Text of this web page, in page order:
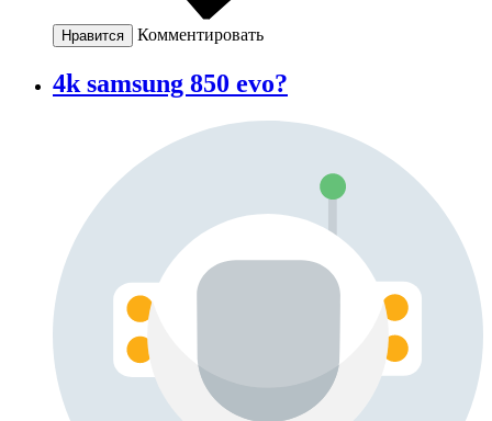
Нравится Комментировать
4k samsung 850 evo?